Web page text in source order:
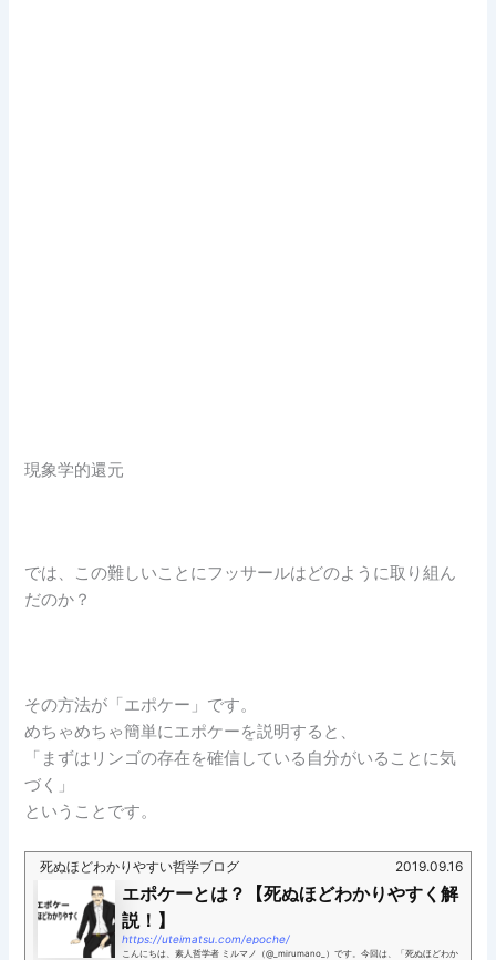
現象学的還元
では、この難しいことにフッサールはどのように取り組ん
だのか？
その方法が「エポケー」です。
めちゃめちゃ簡単にエポケーを説明すると、
「まずはリンゴの存在を確信している自分がいることに気
づく」
ということです。
死ぬほどわかりやすい哲学ブログ 2019.09.16
エポケーとは？【死ぬほどわかりやすく解
説！】
https://uteimatsu.com/epoche/
こんにちは、素人哲学者 ミルマノ（@_mirumano_）です。今回は、「死ぬほどわか